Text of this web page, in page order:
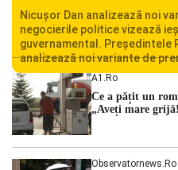
Nicușor Dan analizează noi
negocierile politice vizează
guvernamental. Președintele
analizează noi variante de
liderii politici. Ciprian Ciucu
guvern tehnocrat și despre
succesive. Nicușor Dan
România traversează […]
A1.ro
Ce a pățit un
„Aveți mare
Observatornews.ro